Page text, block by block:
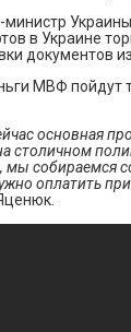
в Украине
документов
МВФ пойдут
основная
столичном
мы собираемся
оплатить